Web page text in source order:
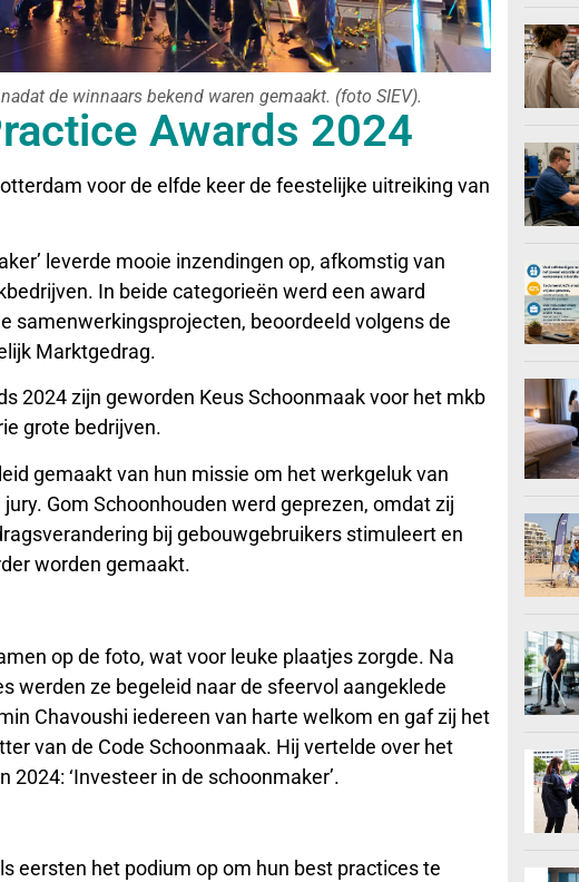
de winnaars bekend waren gemaakt. (foto SIEV).
Awards 2024
voor de elfde keer de feestelijke uitreiking van
leverde mooie inzendingen op, afkomstig van
In beide categorieën werd een award
samenwerkingsprojecten, beoordeeld volgens de
Marktgedrag.
2024 zijn geworden Keus Schoonmaak voor het mkb
grote bedrijven.
gemaakt van hun missie om het werkgeluk van
Gom Schoonhouden werd geprezen, omdat zij
bij gebouwgebruikers stimuleert en
worden gemaakt.
op de foto, wat voor leuke plaatjes zorgde. Na
werden ze begeleid naar de sfeervol aangeklede
Chavoushi iedereen van harte welkom en gaf zij het
van de Code Schoonmaak. Hij vertelde over het
‘Investeer in de schoonmaker’.
eersten het podium op om hun best practices te